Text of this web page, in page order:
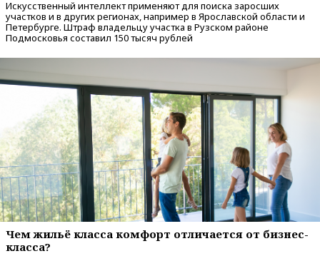
Искусственный интеллект применяют для поиска заросших
участков и в других регионах, например в Ярославской области и
Петербурге. Штраф владельцу участка в Рузском районе
Подмосковья составил 150 тысяч рублей
Чем жильё класса комфорт отличается от бизнес-
класса?